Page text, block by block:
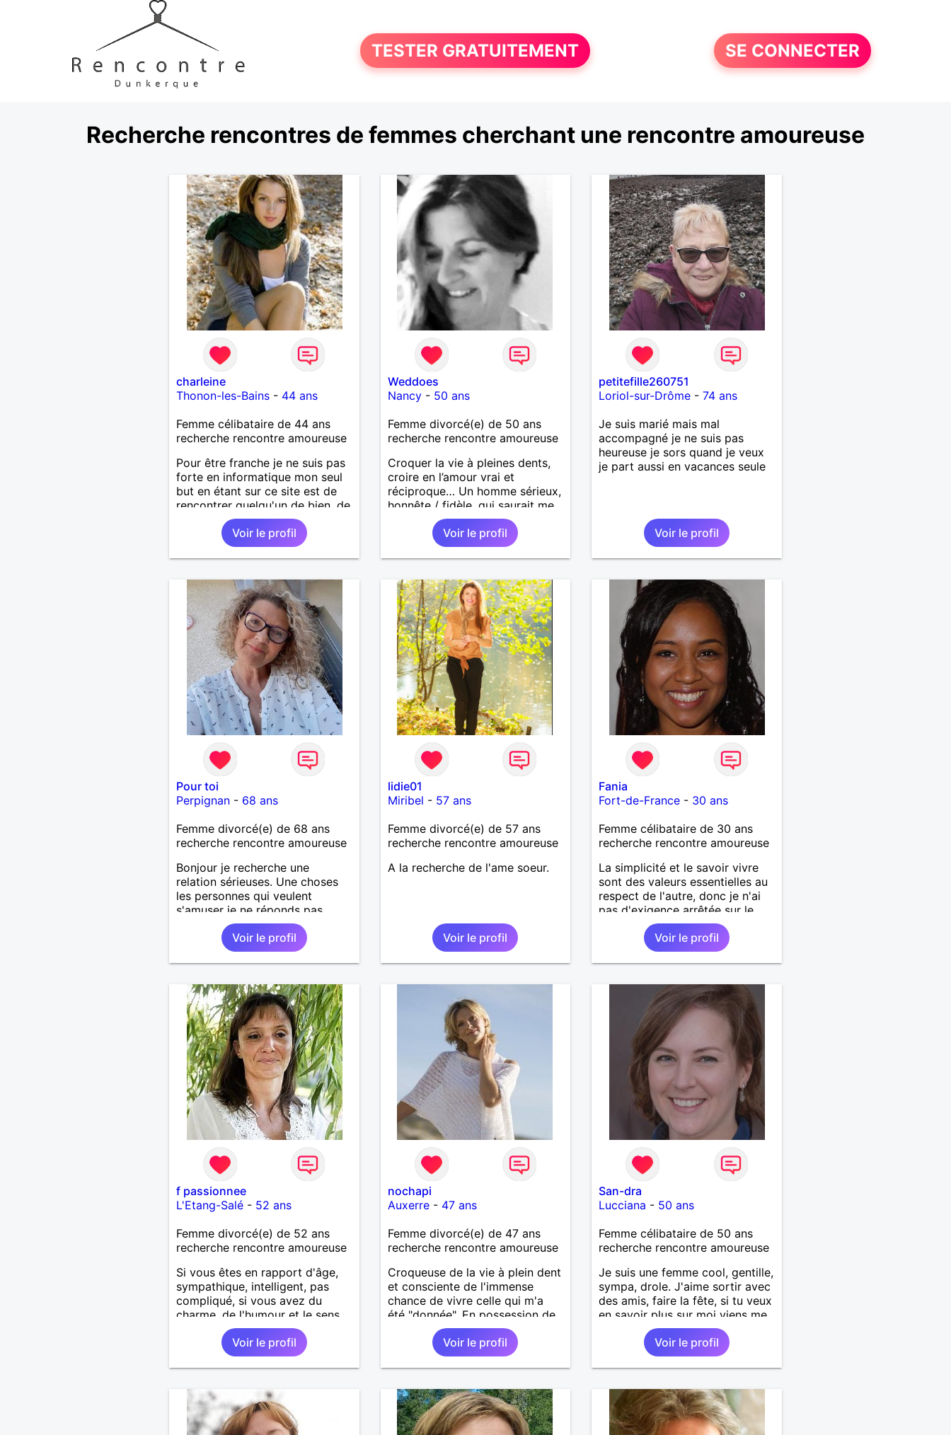
TESTER GRATUITEMENT SE CONNECTER
Recherche rencontres de femmes cherchant une rencontre amoureuse
charleine
Thonon-les-Bains- 44 ans
Femme célibataire de 44 ans
recherche rencontre amoureuse
Pour être franche je ne suis pas
forte en informatique mon seul
but en étant sur ce site est de
rencontrer quelqu'un de bien, de
sincère, qui souhaite faire ou
refaire sa vie avec moi.
Voir le profil
Weddoes
Nancy- 50 ans
Femme divorcé(e) de 50 ans
recherche rencontre amoureuse
Croquer la vie à pleines dents,
croire en l’amour vrai et
réciproque… Un homme sérieux,
honnête / fidèle, qui saurait me
faire rire à nouveau, est le bien
Voir le profil
petitefille260751
Loriol-sur-Drôme -74 ans
Je suis marié mais mal
accompagné je ne suis pas
heureuse je sors quand je veux
je part aussi en vacances seule
Voir le profil
Pour toi
Perpignan- 68 ans
Femme divorcé(e) de 68 ans
recherche rencontre amoureuse
Bonjour je recherche une
relation sérieuses. Une choses
les personnes qui veulent
s'amuser je ne réponds pas....
Voir le profil
lidie01
Miribel - 57 ans
Femme divorcé(e) de 57 ans
recherche rencontre amoureuse
A la recherche de l'ame soeur.
Voir le profil
Fania
Fort-de-France - 30 ans
Femme célibataire de 30 ans
recherche rencontre amoureuse
La simplicité et le savoir vivre
sont des valeurs essentielles au
respect de l'autre, donc je n'ai
pas d'exigence arrêtée sur le
plan physique de mon côté.
Voir le profil
f passionnee
L'Etang-Salé- 52 ans
Femme divorcé(e) de 52 ans
recherche rencontre amoureuse
Si vous êtes en rapport d'âge,
sympathique, intelligent, pas
compliqué, si vous avez du
charme, de l'humour et le sens
des valeurs, si vous aimez la
nature, la campagne, les
animaux.. Alors on pourrait
s'entendre, du coup n'hésitez
Voir le profil
nochapi
Auxerre- 47 ans
Femme divorcé(e) de 47 ans
recherche rencontre amoureuse
Croqueuse de la vie à plein dent
et consciente de l'immense
chance de vivre celle qui m'a
été "donnée". En possession de
toutes ses facultés mentales et
physiques. Célibataire mais pas
solitaire, je mène une vie bien
remplie. Je ne suis pas sur ce
représentatrice de la Femme
Divorcée Mal dans sa peau. A
bientôt.
Voir le profil
San-dra
Lucciana - 50 ans
Femme célibataire de 50 ans
recherche rencontre amoureuse
Je suis une femme cool, gentille,
sympa, drole. J'aime sortir avec
des amis, faire la fête, si tu veux
en savoir plus sur moi viens me
Voir le profil